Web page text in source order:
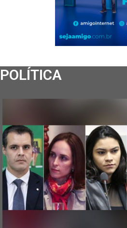
POLÍTICA